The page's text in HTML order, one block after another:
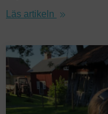
Läs artikeln